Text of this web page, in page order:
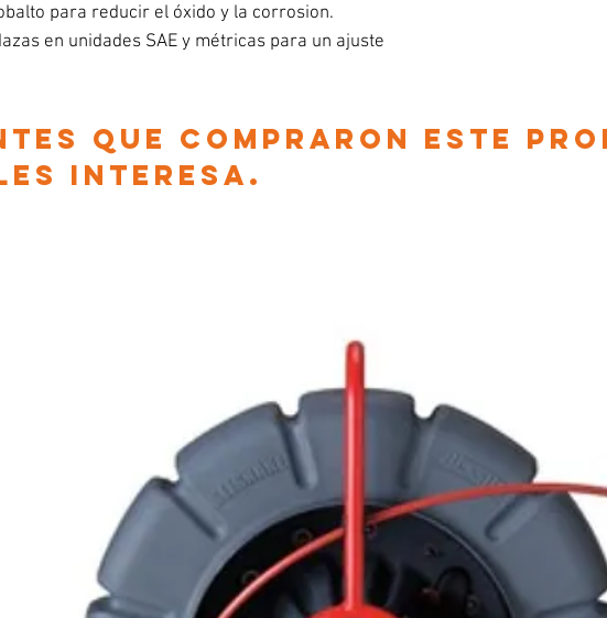
para reducir el óxido y la corrosion.
en unidades SAE y métricas para un ajuste
que compraron este
interesa.